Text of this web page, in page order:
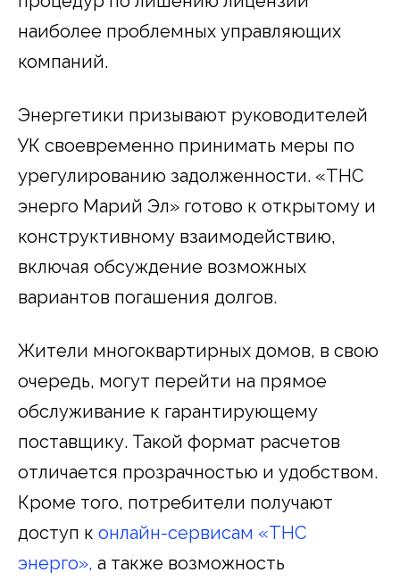
наиболее проблемных управляющих
компаний.
Энергетики призывают руководителей
УК своевременно принимать меры по
урегулированию задолженности. «ТНС
энерго Марий Эл» готово к открытому и
конструктивному взаимодействию,
включая обсуждение возможных
вариантов погашения долгов.
Жители многоквартирных домов, в свою
очередь, могут перейти на прямое
обслуживание к гарантирующему
поставщику. Такой формат расчетов
отличается прозрачностью и удобством.
Кроме того, потребители получают
доступ к онлайн-сервисам «ТНС
энерго», а также возможность